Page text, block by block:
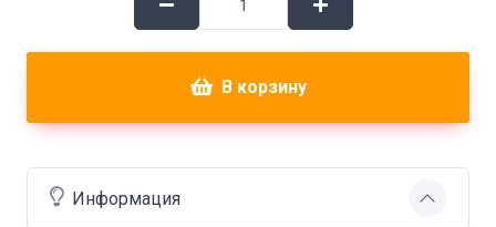
В корзину
Информация